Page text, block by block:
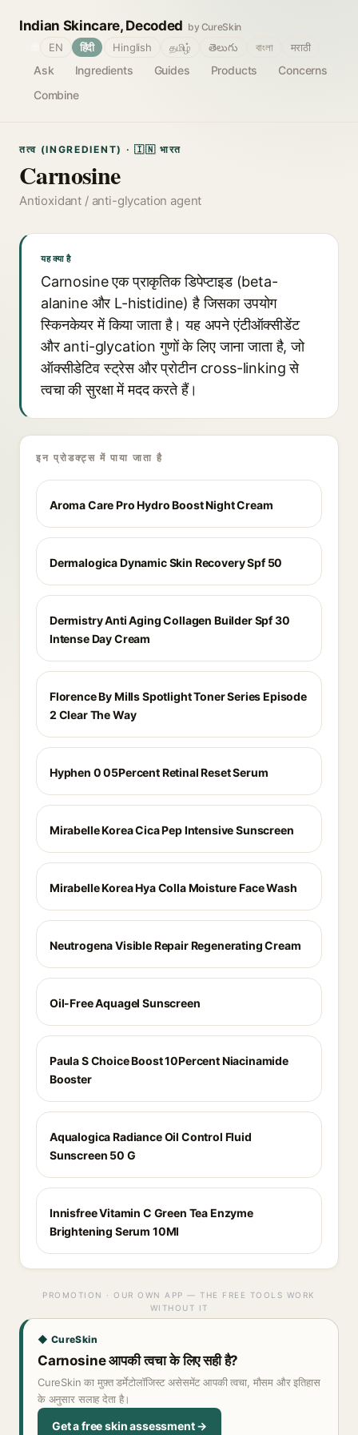
Indian Skincare, Decoded by CureSkin
Ask Ingredients Guides Products
Concerns
Combine
EN हिंदी Hinglish தமிழ் తెలుగు বাংলা मराठी
तत्व (INGREDIENT) · 🇮🇳 भारत
Carnosine
Antioxidant / anti-glycation agent
यह क्या है
Carnosine एक प्राकृतिक डिपेप्टाइड (beta-
alanine और L-histidine) है जिसका उपयोग
स्किनकेयर में किया जाता है। यह अपने एंटीऑक्सीडेंट
और anti-glycation गुणों के लिए जाना जाता है, जो
ऑक्सीडेटिव स्ट्रेस और प्रोटीन cross-linking से
त्वचा की सुरक्षा में मदद करते हैं।
इन प्रोडक्ट्स में पाया जाता है
Aroma Care Pro Hydro Boost Night Cream
Dermalogica Dynamic Skin Recovery Spf 50
Dermistry Anti Aging Collagen Builder Spf 30
Intense Day Cream
Florence By Mills Spotlight Toner Series Episode
2 Clear The Way
Hyphen 0 05Percent Retinal Reset Serum
Mirabelle Korea Cica Pep Intensive Sunscreen
Mirabelle Korea Hya Colla Moisture Face Wash
Neutrogena Visible Repair Regenerating Cream
Oil-Free Aquagel Sunscreen
Paula S Choice Boost 10Percent Niacinamide
Booster
Aqualogica Radiance Oil Control Fluid
Sunscreen 50 G
Innisfree Vitamin C Green Tea Enzyme
Brightening Serum 10Ml
PROMOTION · OUR OWN APP — THE FREE TOOLS WORK
WITHOUT IT
◆ CureSkin
Carnosine आपकी त्वचा के लिए सही है?
CureSkin का मुफ़्त डर्मेटोलॉजिस्ट असेसमेंट आपकी त्वचा, मौसम और इतिहास
के अनुसार सलाह देता है।
Get a free skin assessment →